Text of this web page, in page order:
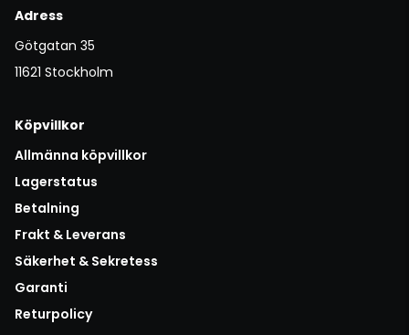
Adress
Götgatan 35
11621 Stockholm
Köpvillkor
Allmänna köpvillkor
Lagerstatus
Betalning
Frakt & Leverans
Säkerhet & Sekretess
Garanti
Returpolicy